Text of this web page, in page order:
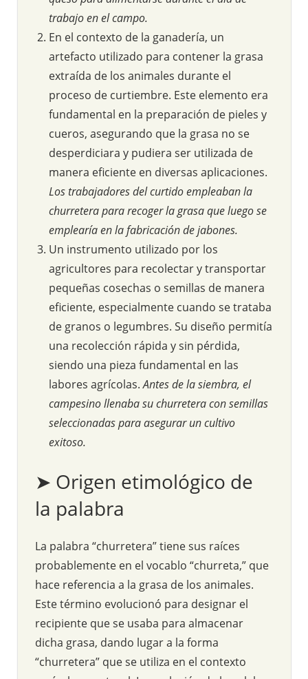
trabajo en el campo.
En el contexto de la ganadería, un
artefacto utilizado para contener la grasa
extraída de los animales durante el
proceso de curtiembre. Este elemento era
fundamental en la preparación de pieles y
cueros, asegurando que la grasa no se
desperdiciara y pudiera ser utilizada de
manera eficiente en diversas aplicaciones.
Los trabajadores del curtido empleaban la
churretera para recoger la grasa que luego se
emplearía en la fabricación de jabones.
Un instrumento utilizado por los
agricultores para recolectar y transportar
pequeñas cosechas o semillas de manera
eficiente, especialmente cuando se trataba
de granos o legumbres. Su diseño permitía
una recolección rápida y sin pérdida,
siendo una pieza fundamental en las
labores agrícolas.Antes de la siembra, el
campesino llenaba su churretera con semillas
seleccionadas para asegurar un cultivo
exitoso.
➤ Origen etimológico de
la palabra
La palabra “churretera” tiene sus raíces
probablemente en el vocablo “churreta,” que
hace referencia a la grasa de los animales.
Este término evolucionó para designar el
recipiente que se usaba para almacenar
dicha grasa, dando lugar a la forma
“churretera” que se utiliza en el contexto